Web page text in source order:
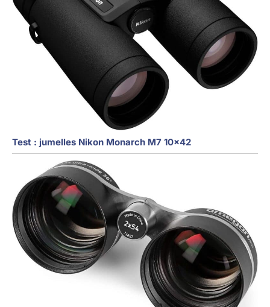
Test : jumelles Nikon Monarch M7 10×42